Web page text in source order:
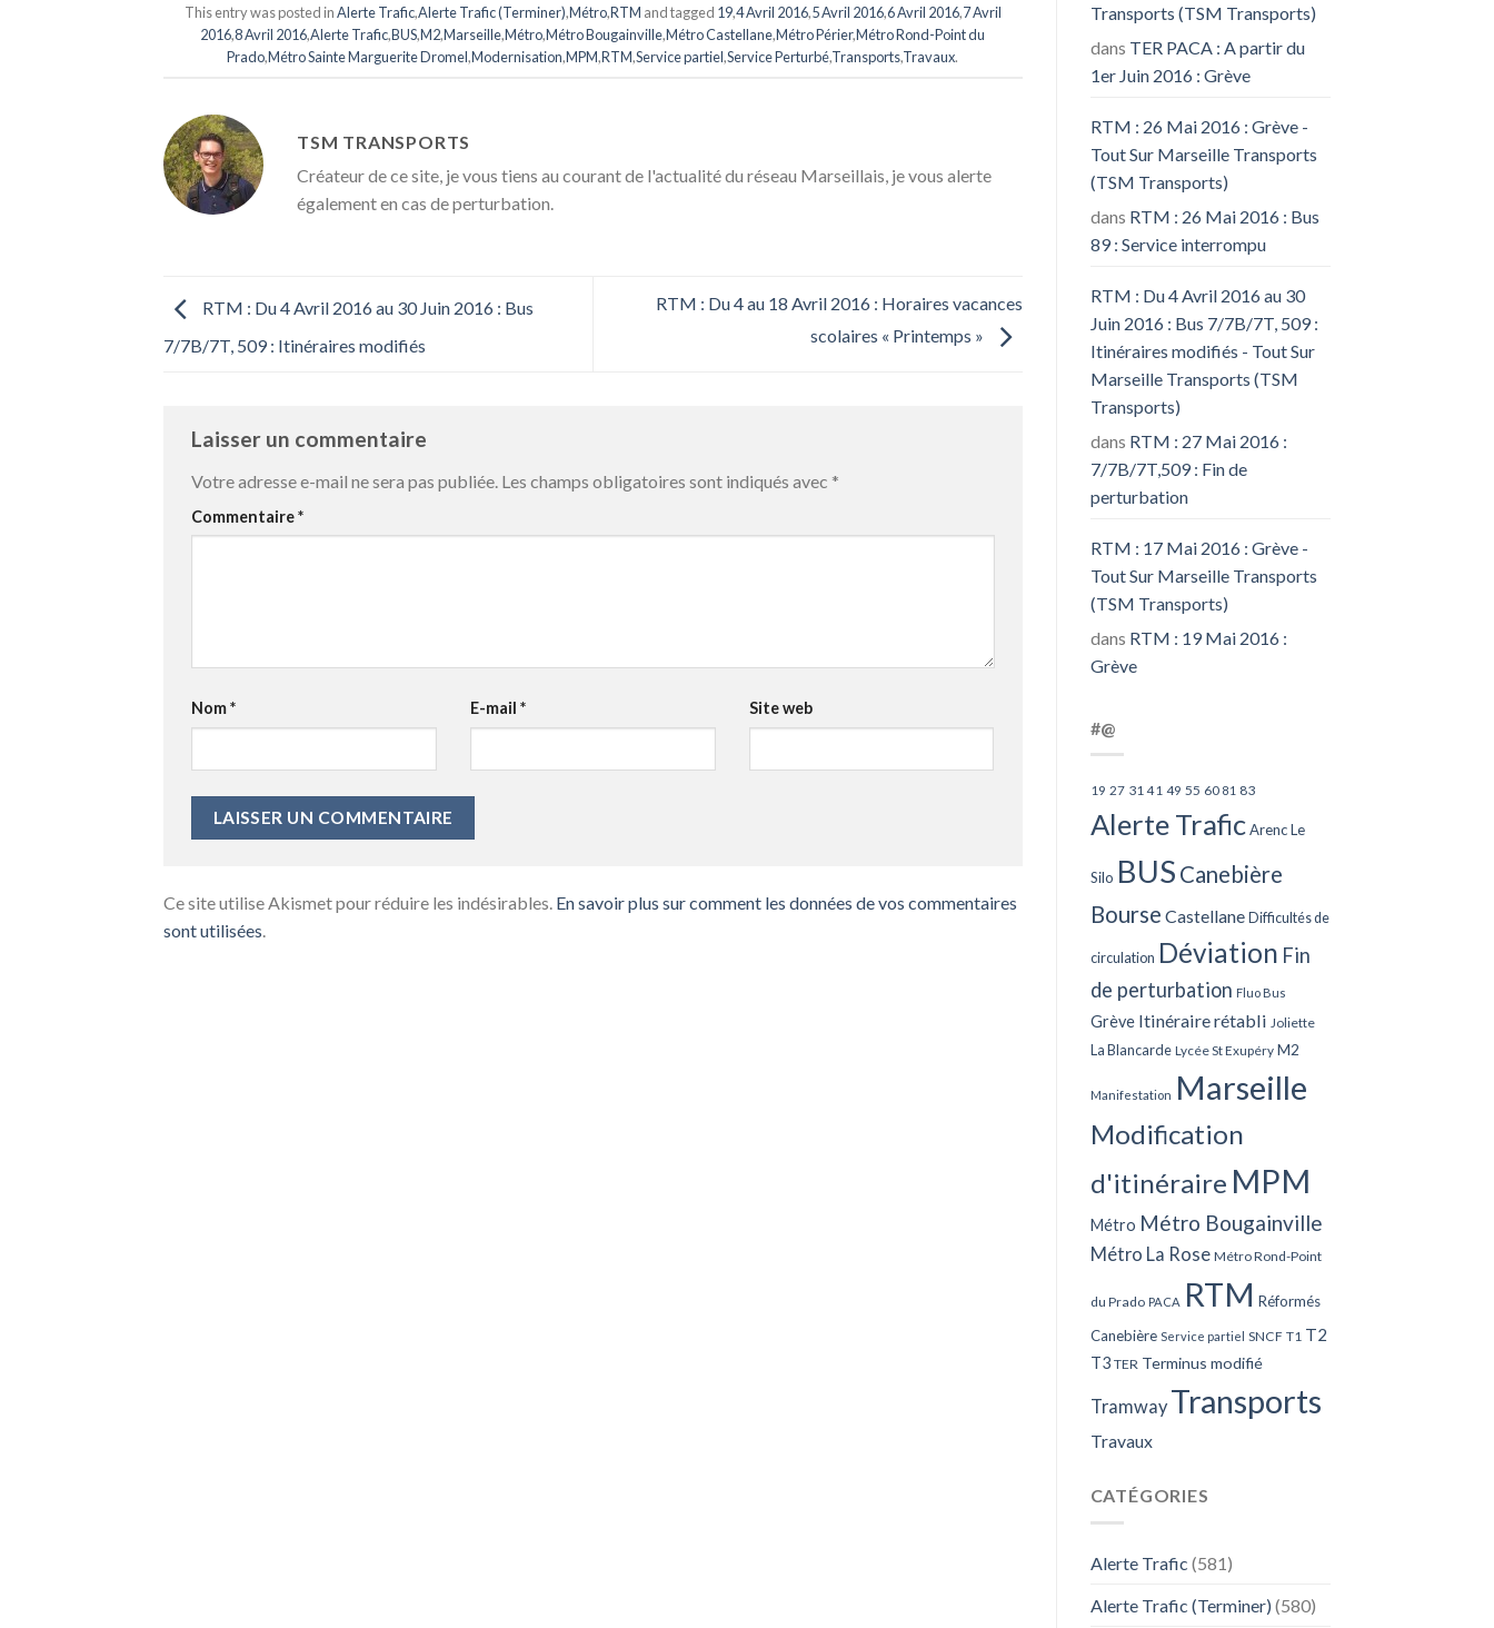
This entry was posted inAlerte Trafic,Alerte Trafic (Terminer),Métro,RTM and tagged 19,4 Avril 2016,5 Avril 2016,6 Avril 2016,7 Avril
2016,8 Avril 2016,Alerte Trafic,BUS,M2,Marseille,Métro,Métro Bougainville,Métro Castellane,Métro Périer,Métro Rond-Point du
Prado,Métro Sainte Marguerite Dromel,Modernisation,MPM,RTM,Service partiel,Service Perturbé,Transports,Travaux.
TSM TRANSPORTS
Créateur de ce site, je vous tiens au courant de l'actualité du réseau Marseillais, je vous alerte
également en cas de perturbation.
RTM : Du 4 Avril 2016 au 30 Juin 2016 : Bus
7/7B/7T, 509 : Itinéraires modifiés
RTM : Du 4 au 18 Avril 2016 : Horaires vacances
scolaires « Printemps »
Laisser un commentaire
Votre adresse e-mail ne sera pas publiée. Les champs obligatoires sont indiqués avec *
Commentaire*
Nom* E-mail * Site web
Ce site utilise Akismet pour réduire les indésirables. En savoir plus sur comment les données de vos commentaires
sont utilisées.
Transports (TSM Transports)
dans TER PACA : A partir du
1er Juin 2016 : Grève
RTM : 26 Mai 2016 : Grève -
Tout Sur Marseille Transports
(TSM Transports)
dans RTM : 26 Mai 2016 : Bus
89 : Service interrompu
RTM : Du 4 Avril 2016 au 30
Juin 2016 : Bus 7/7B/7T, 509 :
Itinéraires modifiés - Tout Sur
Marseille Transports (TSM
Transports)
dans RTM : 27 Mai 2016 :
7/7B/7T,509 : Fin de
perturbation
RTM : 17 Mai 2016 : Grève -
Tout Sur Marseille Transports
(TSM Transports)
dans RTM : 19 Mai 2016 :
Grève
#@
19 27 31 41 49 55 60 81 83
Alerte Trafic Arenc Le
Silo BUS Canebière
Bourse Castellane Difficultés de
circulation Déviation Fin
de perturbation Fluo Bus
Grève Itinéraire rétabli Joliette
La Blancarde Lycée St Exupéry M2
Manifestation Marseille
Modification
d'itinéraire MPM
Métro Métro Bougainville
Métro La Rose Métro Rond-Point
du Prado PACA RTM Réformés
Canebière Service partiel SNCF T1 T2
T3 TER Terminus modifié
Tramway Transports
Travaux
CATÉGORIES
Alerte Trafic (581)
Alerte Trafic (Terminer) (580)